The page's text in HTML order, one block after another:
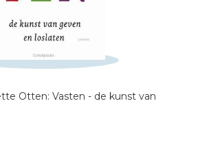
Otten: Vasten - de kunst van